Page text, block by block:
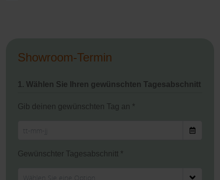
Showroom-Termin
1. Wählen Sie Ihren gewünschten Tagesabschnitt
Gib deinen gewünschten Tag an *
Gewünschter Tagesabschnitt *